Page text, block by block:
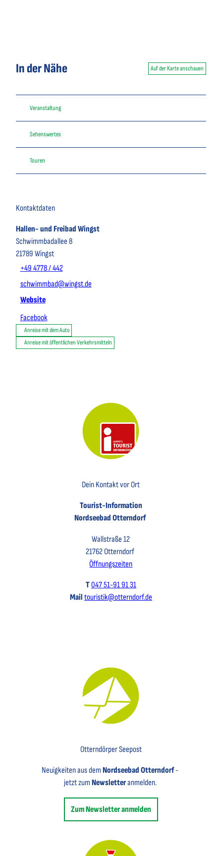
In der Nähe Auf der Karte anschauen
Veranstaltung
Sehenswertes
Touren
Kontaktdaten
Hallen- und Freibad Wingst
Schwimmbadallee 8
21789 Wingst
+49 4778 / 442
schwimmbad@wingst.de
Website
Facebook
Anreise mit dem Auto
Anreise mit öffentlichen Verkehrsmitteln
Dein Kontakt vor Ort
Tourist-Information
Nordseebad Otterndorf
Wallstraße 12
21762 Otterndorf
Öffnungszeiten
T047 51-91 91 31
Mail touristik@otterndorf.de
Otterndörper Seepost
Neuigkeiten aus demNordseebad Otterndorf-
jetzt zum Newsletteranmelden.
Zum Newsletter anmelden